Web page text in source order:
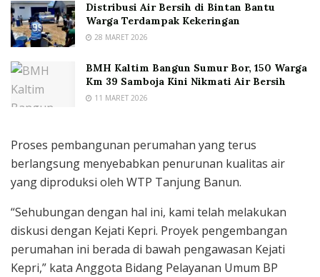
Distribusi Air Bersih di Bintan Bantu
Warga Terdampak Kekeringan
28 MARET 2026
BMH Kaltim Bangun Sumur Bor, 150 Warga
Km 39 Samboja Kini Nikmati Air Bersih
11 MARET 2026
Proses pembangunan perumahan yang terus
berlangsung menyebabkan penurunan kualitas air
yang diproduksi oleh WTP Tanjung Banun.
“Sehubungan dengan hal ini, kami telah melakukan
diskusi dengan Kejati Kepri. Proyek pengembangan
perumahan ini berada di bawah pengawasan Kejati
Kepri,” kata Anggota Bidang Pelayanan Umum BP